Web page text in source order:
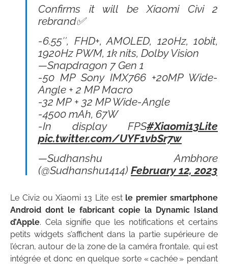
Confirms it will be Xiaomi Civi 2
rebrand✅
-6.55″, FHD+, AMOLED, 120Hz, 10bit,
1920Hz PWM, 1k nits, Dolby Vision
—Snapdragon 7 Gen 1
-50 MP Sony IMX766 +20MP Wide-
Angle + 2 MP Macro
-32 MP + 32 MP Wide-Angle
-4500 mAh, 67W
-In display FPS#Xiaomi13Lite
pic.twitter.com/UYF1vbSr7w
—Sudhanshu Ambhore
(@Sudhanshu1414) February 12, 2023
Le Civi2 ou Xiaomi 13 Lite est le premier smartphone
Android dont le fabricant copie la Dynamic Island
d’Apple. Cela signifie que les notifications et certains
petits widgets s’affichent dans la partie supérieure de
l’écran, autour de la zone de la caméra frontale, qui est
intégrée et donc en quelque sorte « cachée » pendant